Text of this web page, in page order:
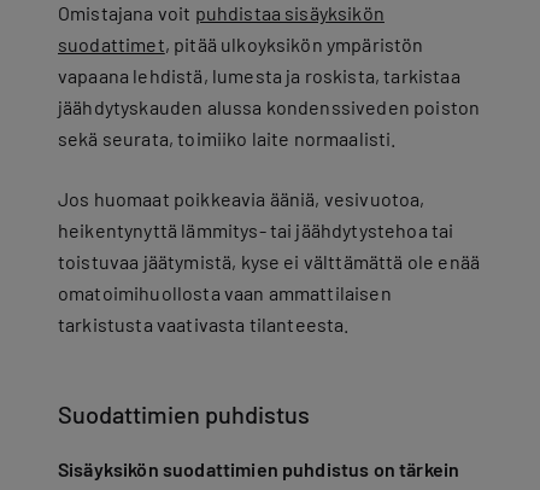
Omistajana voit puhdistaa sisäyksikön
suodattimet, pitää ulkoyksikön ympäristön
vapaana lehdistä, lumesta ja roskista, tarkistaa
jäähdytyskauden alussa kondenssiveden poiston
sekä seurata, toimiiko laite normaalisti.
Jos huomaat poikkeavia ääniä, vesivuotoa,
heikentynyttä lämmitys- tai jäähdytystehoa tai
toistuvaa jäätymistä, kyse ei välttämättä ole enää
omatoimihuollosta vaan ammattilaisen
tarkistusta vaativasta tilanteesta.
Suodattimien puhdistus
Sisäyksikön suodattimien puhdistus on tärkein